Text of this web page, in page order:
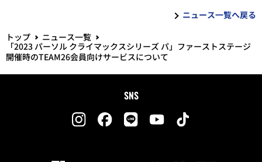
ニュース一覧へ戻る
トップ
ニュース一覧
「2023 パーソル クライマックスシリーズ パ」ファーストステージ
開催時のTEAM26会員向けサービスについて
SNS